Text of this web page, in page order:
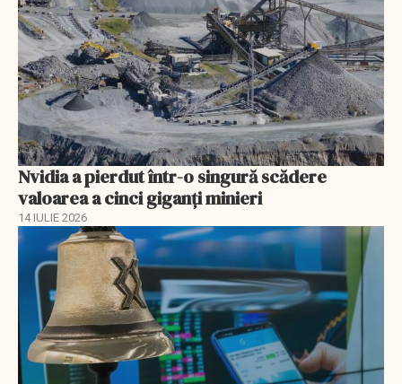
Nvidia a pierdut într-o singură scădere
valoarea a cinci giganți minieri
14 IULIE 2026